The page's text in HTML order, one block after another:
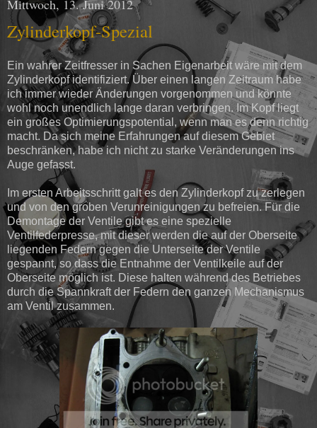
Mittwoch, 13. Juni 2012
Zylinderkopf-Spezial
Ein wahrer Zeitfresser in Sachen Eigenarbeit wäre mit dem
Zylinderkopf identifiziert. Über einen langen Zeitraum habe
ich immer wieder Änderungen vorgenommen und könnte
wohl noch unendlich lange daran verbringen. Im Kopf liegt
ein großes Optimierungspotential, wenn man es denn richtig
macht. Da sich meine Erfahrungen auf diesem Gebiet
beschränken, habe ich nicht zu starke Veränderungen ins
Auge gefasst.
Im ersten Arbeitsschritt galt es den Zylinderkopf zu zerlegen
und von den groben Verunreinigungen zu befreien. Für die
Demontage der Ventile gibt es eine spezielle
Ventilfederpresse, mit dieser werden die auf der Oberseite
liegenden Federn gegen die Unterseite der Ventile
gespannt, so dass die Entnahme der Ventilkeile auf der
Oberseite möglich ist. Diese halten während des Betriebes
durch die Spannkraft der Federn den ganzen Mechanismus
am Ventil zusammen.